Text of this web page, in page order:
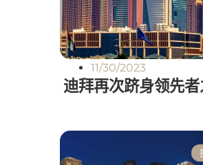
11/30/2023
迪拜再次跻身领先者